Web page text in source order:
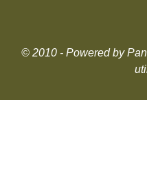
© 2010 - Powered by